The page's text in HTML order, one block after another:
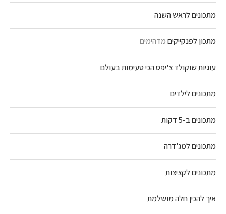
מתכונים לראש השנה
מתכון לפנקייקיםמדהימים
עוגיות שוקולד צ'יפס הכי טעימות בעולם
מתכונים לילדים
מתכונים ב-5 דקות
מתכונים למג'דרה
מתכונים לקציצות
איך להכין חלה מושלמת